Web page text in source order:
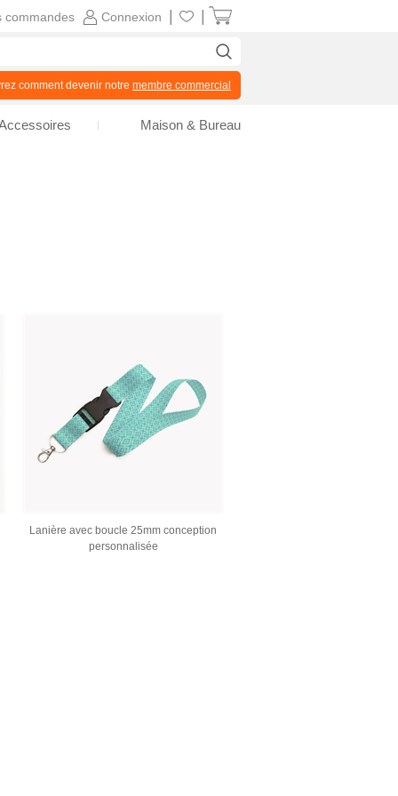
Lanière avec boucle 25mm conception
personnalisée
Connexion
commandes
comment devenir notre membre commercial
Maison & Bureau